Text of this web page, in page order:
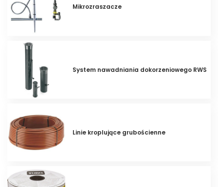
Mikrozraszacze
System nawadniania dokorzeniowego RWS
Linie kroplujące grubościenne